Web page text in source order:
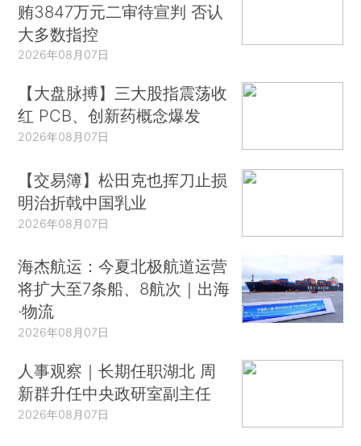
贿3847万元二审待宣判 否认
大多数指控
2026年08月07日
【大盘脉搏】三大股指震荡收
红 PCB、创新药概念爆发
2026年08月07日
【交易簿】松田克也挥刀止损
明治折戟中国乳业
2026年08月07日
海杰航运：今夏北极航道运营
将扩大至7条船、8航次｜出海
·物流
2026年08月07日
人事观察｜长期任职湖北 周
新群升任中央政研室副主任
2026年08月07日